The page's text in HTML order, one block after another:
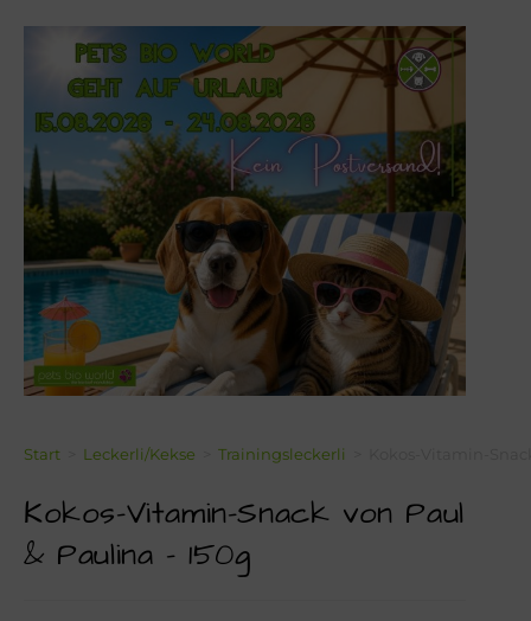
Shop
Ernährungsberatung!
Startseite
Über Mich!
Unser Team!
Blog
Kontakt
Napf-Wissen!
Terminvereinbarung
Newsletter Anmeldung
Start Leckerli/Kekse Trainingsleckerli
Kokos-Vitamin-Snack von Paul
& Paulina – 150g